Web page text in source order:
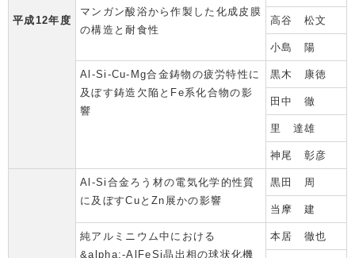
平成12年度
マンガン酸浴から作製した化成皮膜
の構造と耐食性
高谷 松文
小島 陽
Al-Si-Cu-Mg合金鋳物の疲労特性に
及ぼす鋳造欠陥とFe系化合物の影
響
黒木 康徳
田中 徹
里 達雄
神尾 彰彦
Al-Si合金ろう材の電気化学的性質
に及ぼすCuとZn展かの影響
黒田 周
当摩 建
純アルミニウム中における
&alpha;-AlFeSi晶出相の球状化機
本居 徹也